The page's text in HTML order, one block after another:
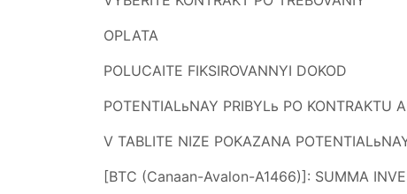
OPLATA
POLUCAITE FIKSIROVANNYI DOKOD
POTENTIALьNAY PRIBYLь PO KONTRAKTU
V TABLITE NIZE POKAZANA
[BTC (Canaan-Avalon-A1466)]: SUMMA